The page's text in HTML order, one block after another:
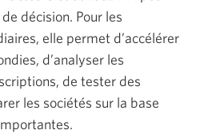
décision. Pour les
elle permet d’accélérer
d’analyser les
de tester des
les sociétés sur la base